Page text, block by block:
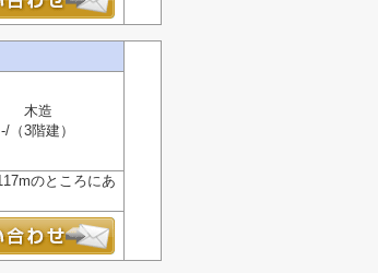
木造
-/（3階建）
のところにあ